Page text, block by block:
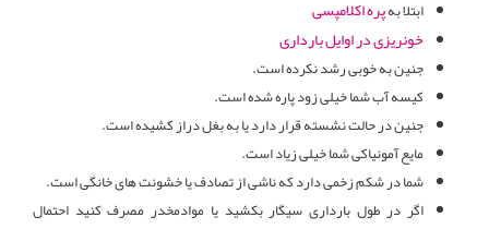
ابتلا بهپره اکلامپسی
خونریزی در اوایل بارداری
جنین به خوبی رشد نکرده است.
کیسه آب شما خیلی زود پاره شده است.
جنین در حالت نشسته قرار دارد یا به بغل دراز کشیده است.
مایع آمونیاکی شما خیلی زیاد است.
شما در شکم زخمی دارد که ناشی از تصادف یا خشونت های خانگی است.
اگر در طول بارداری سیگار بکشید یا موادمخدر مصرف کنید احتمال